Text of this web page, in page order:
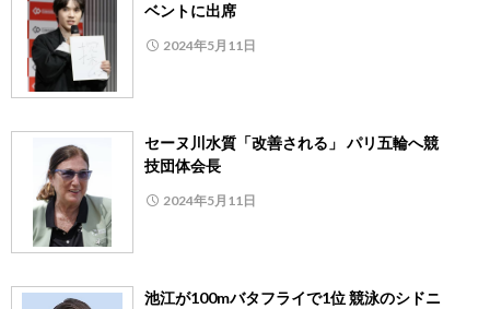
ベントに出席
2024年5月11日
セーヌ川水質「改善される」 パリ五輪へ競
技団体会長
2024年5月11日
池江が100mバタフライで1位 競泳のシドニ